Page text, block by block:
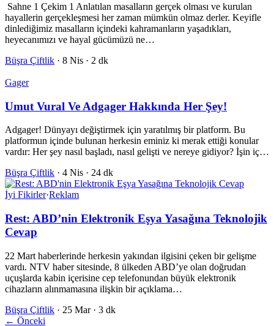
Sahne 1 Çekim 1 Anlatılan masalların gerçek olması ve kurulan
hayallerin gerçekleşmesi her zaman mümkün olmaz derler. Keyifle
dinlediğimiz masalların içindeki kahramanların yaşadıkları,
heyecanımızı ve hayal gücümüzü ne…
Büşra Çiftlik · 8 Nis · 2 dk
Gager
Umut Vural Ve Adgager Hakkında Her Şey!
Adgager! Dünyayı değiştirmek için yaratılmış bir platform. Bu
platformun içinde bulunan herkesin eminiz ki merak ettiği konular
vardır: Her şey nasıl başladı, nasıl gelişti ve nereye gidiyor? İşin iç…
Büşra Çiftlik · 4 Nis · 24 dk
İyi Fikirler·Reklam
Rest: ABD’nin Elektronik Eşya Yasağına Teknolojik
Cevap
22 Mart haberlerinde herkesin yakından ilgisini çeken bir gelişme
vardı. NTV haber sitesinde, 8 ülkeden ABD’ye olan doğrudan
uçuşlarda kabin içerisine cep telefonundan büyük elektronik
cihazların alınmamasına ilişkin bir açıklama…
Büşra Çiftlik · 25 Mar · 3 dk
← Önceki